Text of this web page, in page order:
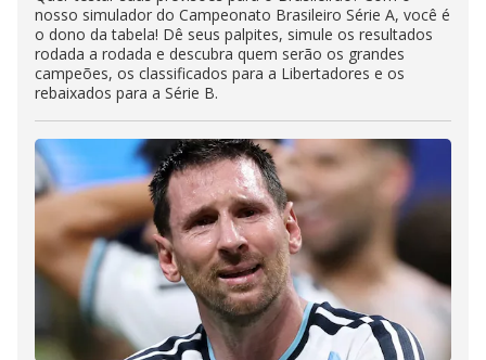
nosso simulador do Campeonato Brasileiro Série A, você é
o dono da tabela! Dê seus palpites, simule os resultados
rodada a rodada e descubra quem serão os grandes
campeões, os classificados para a Libertadores e os
rebaixados para a Série B.